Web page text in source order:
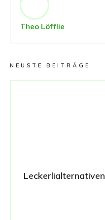
Theo Löfflie
NEUSTE BEITRÄGE
Leckerlialternativen